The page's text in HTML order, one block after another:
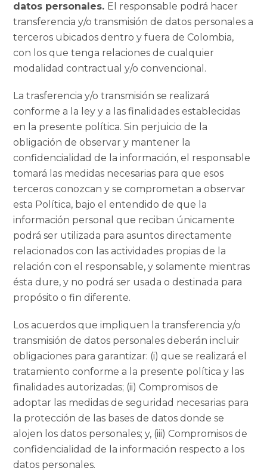
datos personales. El responsable podrá hacer
transferencia y/o transmisión de datos personales a
terceros ubicados dentro y fuera de Colombia,
con los que tenga relaciones de cualquier
modalidad contractual y/o convencional.
La trasferencia y/o transmisión se realizará
conforme a la ley y a las finalidades establecidas
en la presente política. Sin perjuicio de la
obligación de observar y mantener la
confidencialidad de la información, el responsable
tomará las medidas necesarias para que esos
terceros conozcan y se comprometan a observar
esta Política, bajo el entendido de que la
información personal que reciban únicamente
podrá ser utilizada para asuntos directamente
relacionados con las actividades propias de la
relación con el responsable, y solamente mientras
ésta dure, y no podrá ser usada o destinada para
propósito o fin diferente.
Los acuerdos que impliquen la transferencia y/o
transmisión de datos personales deberán incluir
obligaciones para garantizar: (i) que se realizará el
tratamiento conforme a la presente política y las
finalidades autorizadas; (ii) Compromisos de
adoptar las medidas de seguridad necesarias para
la protección de las bases de datos donde se
alojen los datos personales; y, (iii) Compromisos de
confidencialidad de la información respecto a los
datos personales.